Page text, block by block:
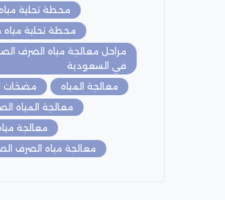
محطة تحلية مياه
محطة تحلية مياه
مراحل معالجة مياه الصرف
في السعودية
مضخات
معالجة المياه
معالجة المياه
معالجة مياه
معالجة مياه الصرف